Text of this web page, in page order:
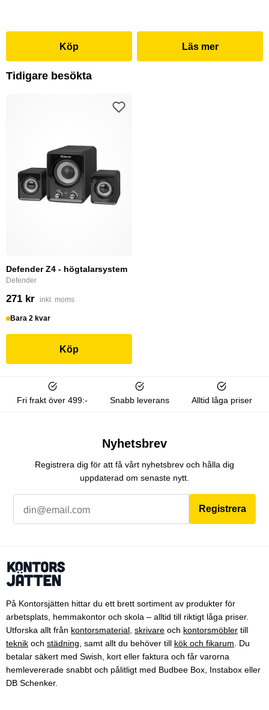
Köp Läs mer
Tidigare besökta
Defender Z4 - högtalarsystem
Defender
271 kr inkl. moms
Bara 2 kvar
Köp
Fri frakt över 499:- Snabb leverans Alltid låga priser
Nyhetsbrev
Registrera dig för att få vårt nyhetsbrev och hålla dig
uppdaterad om senaste nytt.
Registrera
På Kontorsjätten hittar du ett brett sortiment av produkter för
arbetsplats, hemmakontor och skola – alltid till riktigt låga priser.
Utforska allt från kontorsmaterial skrivare och kontorsmöbler till
teknik och städning , samt allt du behöver till kök och fikarum . Du
betalar säkert med Swish, kort eller faktura och får varorna
hemlevererade snabbt och pålitligt med Budbee Box, Instabox eller
DB Schenker.